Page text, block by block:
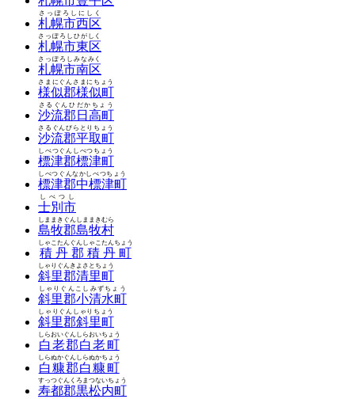
札幌市西区
さっぽろしにしく
札幌市東区
さっぽろしひがしく
札幌市南区
さっぽろしみなみく
様似郡様似町
さまにぐんさまにちょう
沙流郡日高町
さるぐんひだかちょう
沙流郡平取町
さるぐんびらとりちょう
標津郡標津町
しべつぐんしべつちょう
標津郡中標津町
しべつぐんなかしべつちょう
士別市
しべつし
島牧郡島牧村
しままきぐんしままきむら
積丹郡積丹町
しゃこたんぐんしゃこたんちょう
斜里郡清里町
しゃりぐんきよさとちょう
斜里郡小清水町
しゃりぐんこしみずちょう
斜里郡斜里町
しゃりぐんしゃりちょう
白老郡白老町
しらおいぐんしらおいちょう
白糠郡白糠町
しらぬかぐんしらぬかちょう
寿都郡黒松内町
すっつぐんくろまつないちょう